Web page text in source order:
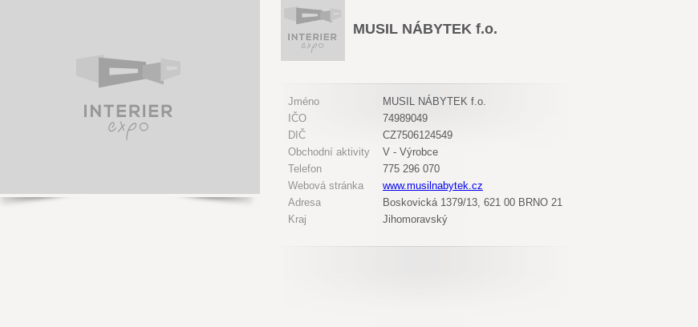
MUSIL NÁBYTEK f.o.
Jméno
MUSIL NÁBYTEK f.o.
IČO
74989049
DIČ
CZ7506124549
Obchodní aktivity
V - Výrobce
Telefon
775 296 070
Webová stránka
www.musilnabytek.cz
Adresa
Boskovická 1379/13, 621 00 BRNO 21
Kraj
Jihomoravský